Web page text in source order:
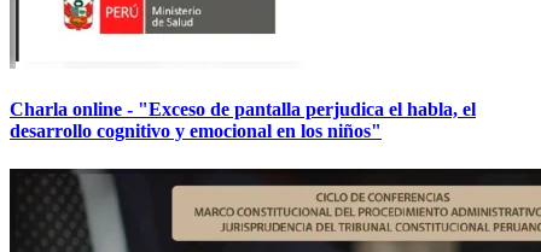
Charla online - "Exceso de pantalla perjudica el habla, el
desarrollo cognitivo y emocional en los niños"